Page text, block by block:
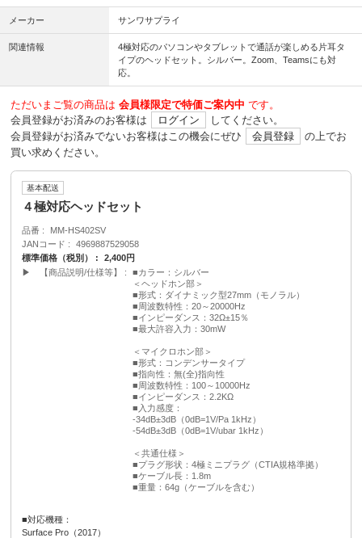
メーカー サンワサプライ
関連情報
4極対応のパソコンやタブレットで通話が楽しめる片耳タ
イプのヘッドセット。シルバー。Zoom、Teamsにも対
応。
ただいまご覧の商品は 会員様限定で特価ご案内中 です。
会員登録がお済みのお客様は
ログイン
してください。
会員登録がお済みでないお客様はこの機会にぜひ
会員登録
の上でお
買い求めください。
基本配送
４極対応ヘッドセット
品番
MM-HS402SV
JANコード
4969887529058
標準価格（税別）
2,400円
▶ 【商品説明/仕様等】
■カラー：シルバー
＜ヘッドホン部＞
■形式：ダイナミック型27mm（モノラル）
■周波数特性：20～20000Hz
■インピーダンス：32Ω±15％
■最大許容入力：30mW
＜マイクロホン部＞
■形式：コンデンサータイプ
■指向性：無(全)指向性
■周波数特性：100～10000Hz
■インピーダンス：2.2KΩ
■入力感度：
-34dB±3dB（0dB=1V/Pa 1kHz）
-54dB±3dB（0dB=1V/ubar 1kHz）
＜共通仕様＞
■プラグ形状：4極ミニプラグ（CTIA規格準拠）
■ケーブル長：1.8m
■重量：64g（ケーブルを含む）
■対応機種：
Surface Pro（2017）